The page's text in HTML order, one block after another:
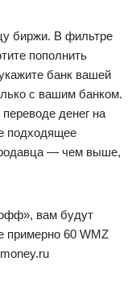
биржи. В фильтре
пополнить
банк вашей
с вашим банком.
денег на
подходящее
— чем выше,
вам будут
примерно 60 WMZ